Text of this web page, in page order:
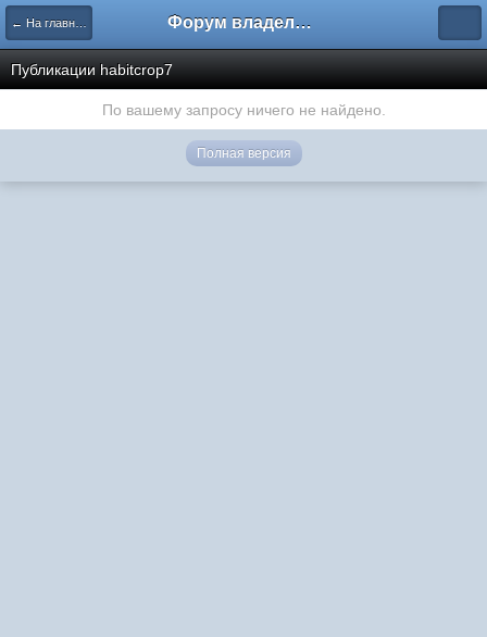
← На главную Форум владельцев интернет-магазинов
Публикации habitcrop7
По вашему запросу ничего не найдено.
Полная версия